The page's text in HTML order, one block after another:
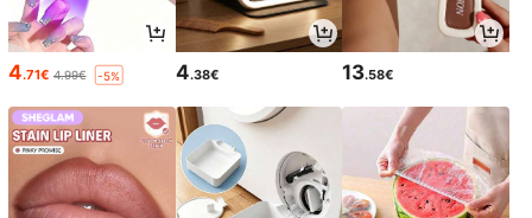
4.71€ 4.99€ -5% 4.38€ 13.58€